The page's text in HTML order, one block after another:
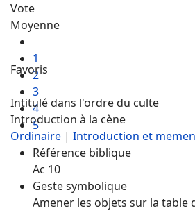
Vote
Moyenne
1
2
3
4
5
Favoris
Intitulé dans l'ordre du culte
Introduction à la cène
Ordinaire | Introduction et
Référence biblique
Ac 10
Geste symbolique
Amener les objets sur la table